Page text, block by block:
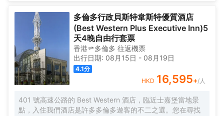
店。我們擁有多倫多首屈一指的室內/室外游泳池和佔地面積
超過 130,000 平方英尺的活動場地供您在這度過悠閒時光。
清晨在 BnB 享用一頓健康的早餐，然後探索魅力多倫多市
區，傍晚在百年老店 Shopsy’s 用鮮嫩肋骨的美味來結束美好
的一天，最後回到我們温馨的多倫多酒店享受喜來登特色睡
眠體驗，我們的優質客房內均配備保險箱，咖啡機以及其他
現代設施供您在多倫多享受舒適住宿。
多倫多行政貝斯特韋斯特優質酒店
(Best Western Plus Executive Inn)5
天4晚自由行套票
香港 多倫多 往返機票
出行日期: 08月15日 - 08月19日
4.1分
HKD 16,595+/人
401 號高速公路的 Best Western 酒店，臨近士嘉堡當地景
點，入住我們酒店是許多多倫多遊客的不二之選。您在尋找